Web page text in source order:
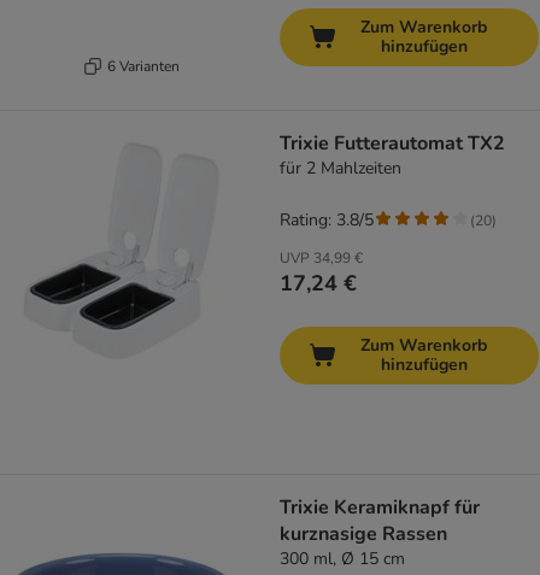
6 Varianten
Zum Warenkorb
hinzufügen
Trixie Futterautomat TX2
für 2 Mahlzeiten
UVP 34,99 €
17,24 €
Rating: 3.8/5 (20)
Zum Warenkorb
hinzufügen
Trixie Keramiknapf für
kurznasige Rassen
300 ml, Ø 15 cm